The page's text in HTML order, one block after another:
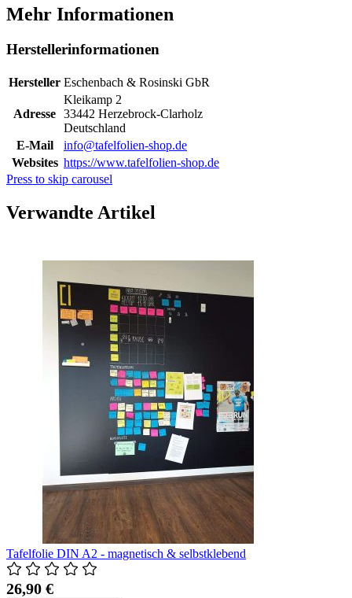
Mehr Informationen
Herstellerinformationen
Hersteller Eschenbach & Rosinski GbR
Adresse
Kleikamp 2
33442 Herzebrock-Clarholz
Deutschland
E-Mail
info@tafelfolien-shop.de
Websites https://www.tafelfolien-shop.de
Press to skip carousel
Verwandte Artikel
Tafelfolie DIN A2 - magnetisch & selbstklebend
26,90 €